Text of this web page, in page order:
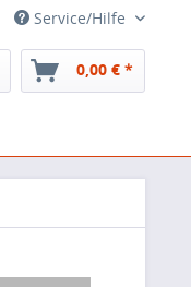
Service/Hilfe
0,00 € *